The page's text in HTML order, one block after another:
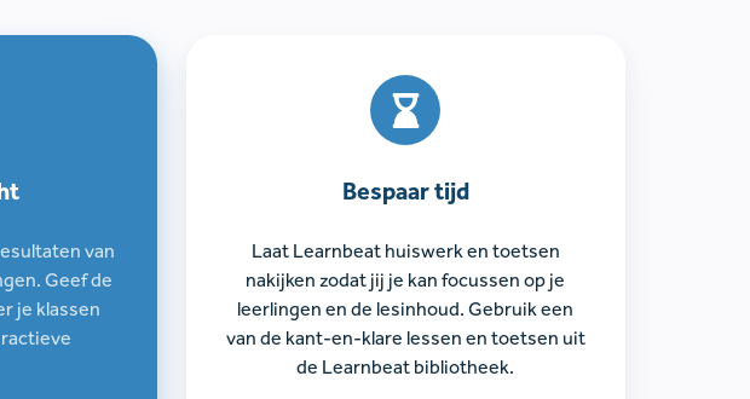
van
Geef de
je klassen
Bespaar tijd
Laat Learnbeat huiswerk en toetsen
nakijken zodat jij je kan focussen op je
leerlingen en de lesinhoud. Gebruik een
van de kant-en-klare lessen en toetsen uit
de Learnbeat bibliotheek.
tijd